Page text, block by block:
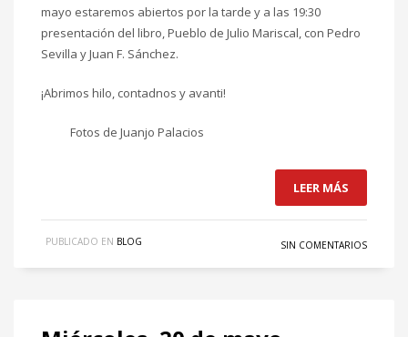
mayo estaremos abiertos por la tarde y a las 19:30
presentación del libro, Pueblo de Julio Mariscal, con Pedro
Sevilla y Juan F. Sánchez.
¡Abrimos hilo, contadnos y avanti!
Fotos de Juanjo Palacios
LEER MÁS
PUBLICADO EN BLOG SIN COMENTARIOS